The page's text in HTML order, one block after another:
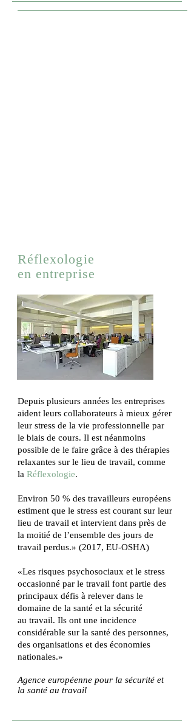
Réflexologie
en entreprise
Depuis plusieurs années les entreprises
aident leurs collaborateurs à mieux gérer
leur stress de la vie professionnelle par
le biais de cours. Il est néanmoins
possible de le faire grâce à des thérapies
relaxantes sur le lieu de travail, comme
la Réflexologie.
Environ 50 % des travailleurs européens
estiment que le stress est courant sur leur
lieu de travail et intervient dans près de
la moitié de l’ensemble des jours de
travail perdus.» (2017, EU-OSHA)
«Les risques psychosociaux et le stress
occasionné par le travail font partie des
principaux défis à relever dans le
domaine de la santé et la sécurité
au travail. Ils ont une incidence
considérable sur la santé des personnes,
des organisations et des économies
nationales.»
Agence européenne pour la sécurité et
la santé au travail